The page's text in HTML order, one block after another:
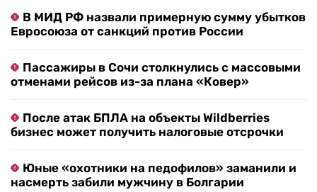
В МИД РФ назвали примерную сумму убытков
Евросоюза от санкций против России
Пассажиры в Сочи столкнулись с массовыми
отменами рейсов из-за плана «Ковер»
После атак БПЛА на объекты Wildberries
бизнес может получить налоговые отсрочки
Юные «охотники на педофилов» заманили и
насмерть забили мужчину в Болгарии